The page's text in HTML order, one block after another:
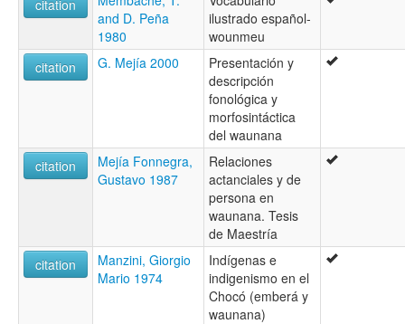
citation
and D. Peña
1980
ilustrado español-
wounmeu
citation
G. Mejía 2000
Presentación y
descripción
fonológica y
morfosintáctica
del waunana
citation
Mejía Fonnegra,
Gustavo 1987
Relaciones
actanciales y de
persona en
waunana. Tesis
de Maestría
citation
Manzini, Giorgio
Mario 1974
Indígenas e
indigenismo en el
Chocó (emberá y
waunana)